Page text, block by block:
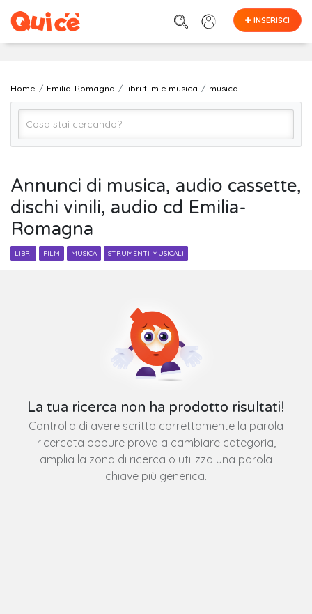
INSERISCI
Home Emilia-Romagna libri film e musica musica
EMILIA-ROMAGNA (regione)
Cerca
Annunci di musica, audio cassette,
dischi vinili, audio cd Emilia-
Romagna
LIBRI FILM MUSICA STRUMENTI MUSICALI
La tua ricerca non ha prodotto risultati!
Controlla di avere scritto correttamente la parola
ricercata oppure prova a cambiare categoria,
amplia la zona di ricerca o utilizza una parola
chiave più generica.